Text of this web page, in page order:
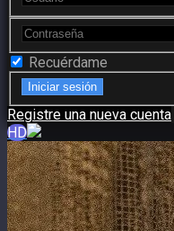
Recuérdame
Registre una nueva cuenta
HD